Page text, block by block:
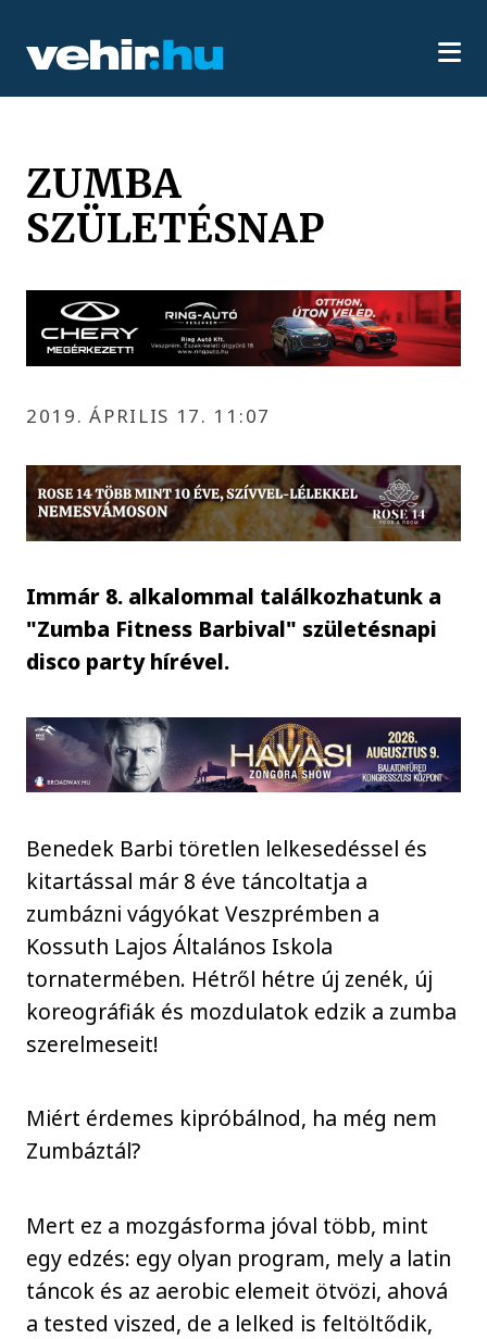
ZUMBA
SZÜLETÉSNAP
2019. ÁPRILIS 17. 11:07
Immár 8. alkalommal találkozhatunk a
"Zumba Fitness Barbival" születésnapi
disco party hírével.
Benedek Barbi töretlen lelkesedéssel és
kitartással már 8 éve táncoltatja a
zumbázni vágyókat Veszprémben a
Kossuth Lajos Általános Iskola
tornatermében. Hétről hétre új zenék, új
koreográfiák és mozdulatok edzik a zumba
szerelmeseit!
Miért érdemes kipróbálnod, ha még nem
Zumbáztál?
Mert ez a mozgásforma jóval több, mint
egy edzés: egy olyan program, mely a latin
táncok és az aerobic elemeit ötvözi, ahová
a tested viszed, de a lelked is feltöltődik,